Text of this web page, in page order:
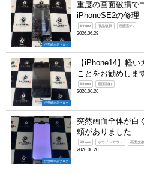
伊勢崎本店ブログ
重度の画面破損で
iPhoneSE2の修理
iPhone 液晶破損 画面割れ
2026.06.29
伊勢崎本店ブログ
【iPhone14】軽
ことをお勧めしま
iPhone 画面割れ
2026.06.26
伊勢崎本店ブログ
突然画面全体が白
頼がありました
iPhone ホワイトアウト 画面交換
2026.06.20